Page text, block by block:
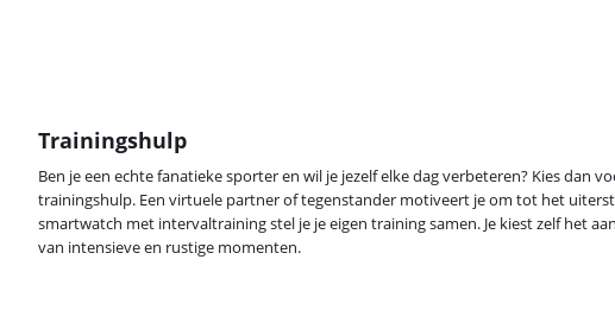
Trainingshulp
Ben je een echte fanatieke sporter en wil je jezelf elke dag verbeteren? Kies dan
trainingshulp. Een virtuele partner of tegenstander motiveert je om tot het
smartwatch met intervaltraining stel je je eigen training samen. Je kiest zelf het
van intensieve en rustige momenten.